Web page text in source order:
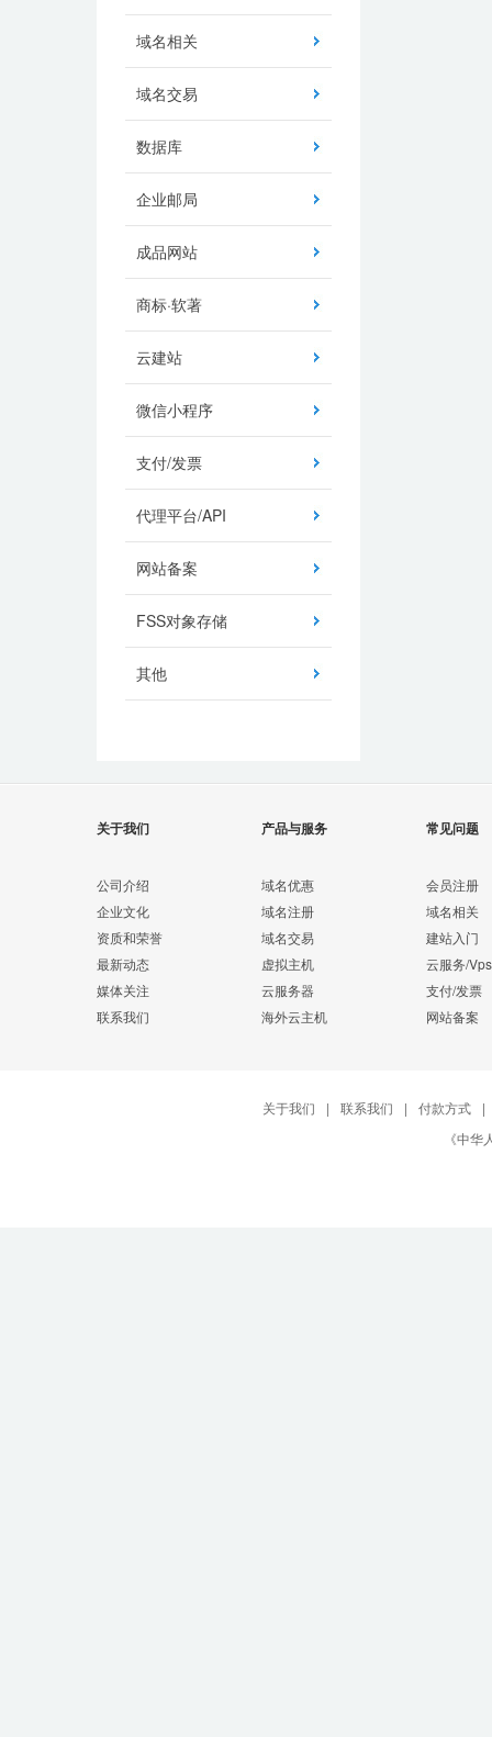
域名相关
域名交易
数据库
企业邮局
成品网站
商标·软著
云建站
微信小程序
支付/发票
代理平台/API
网站备案
FSS对象存储
其他
关于我们
公司介绍
企业文化
资质和荣誉
最新动态
媒体关注
联系我们
产品与服务
域名优惠
域名注册
域名交易
虚拟主机
云服务器
海外云主机
常见问题
会员注册
域名相关
建站入门
云服务/Vps
支付/发票
网站备案
关于我们 | 联系我们 | 付款方式
|
《中